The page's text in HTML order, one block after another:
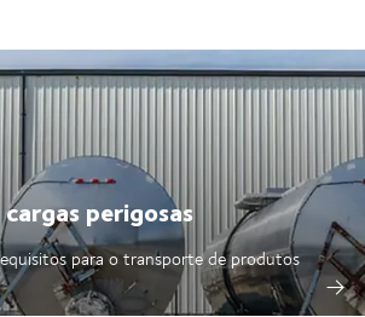
perigosas
para o transporte de produtos